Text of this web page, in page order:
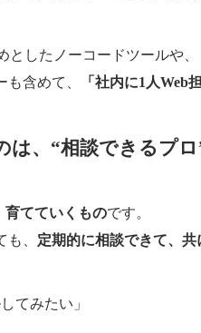
としたノーコードツールや、
含めて、
「社内に1人Web
は、“相談できるプ
育てていくものです。
、 定期的に相談できて、
てみたい」